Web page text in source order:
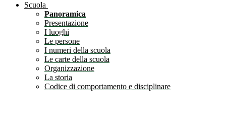
Scuola
Panoramica
Presentazione
I luoghi
Le persone
I numeri della scuola
Le carte della scuola
Organizzazione
La storia
Codice di comportamento e disciplinare